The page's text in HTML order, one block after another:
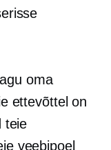
oma
ettevõttel on
teie
veebipoel